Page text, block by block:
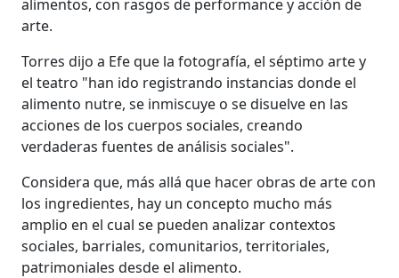
alimentos, con rasgos de performance y acción de
arte.
Torres dijo a Efe que la fotografía, el séptimo arte y
el teatro "han ido registrando instancias donde el
alimento nutre, se inmiscuye o se disuelve en las
acciones de los cuerpos sociales, creando
verdaderas fuentes de análisis sociales".
Considera que, más allá que hacer obras de arte con
los ingredientes, hay un concepto mucho más
amplio en el cual se pueden analizar contextos
sociales, barriales, comunitarios, territoriales,
patrimoniales desde el alimento.